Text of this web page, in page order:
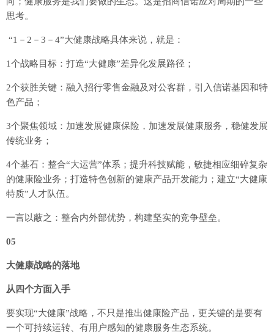
思考。
“1－2－3－4”大健康战略具体来说，就是：
1个战略目标：打造“大健康”差异化发展路径；
2个获胜关键：融入招行零售金融及对公客群，引入信诺基因和特
色产品；
3个聚焦领域：加速发展健康保险，加速发展健康服务，稳健发展
传统业务；
4个基石：整合“大运营”体系；提升科技赋能，敏捷相应细碎复杂
的健康险业务；打造特色创新的健康产品开发能力；建立“大健康
特质”人才队伍。
一言以蔽之：整合内外部优势，构建坚实的竞争壁垒。
05
大健康战略的落地
从四个方面入手
要实现“大健康”战略，不只是推出健康险产品，更关键的是要有
一个可持续运转、有用户感知的健康服务生态系统。